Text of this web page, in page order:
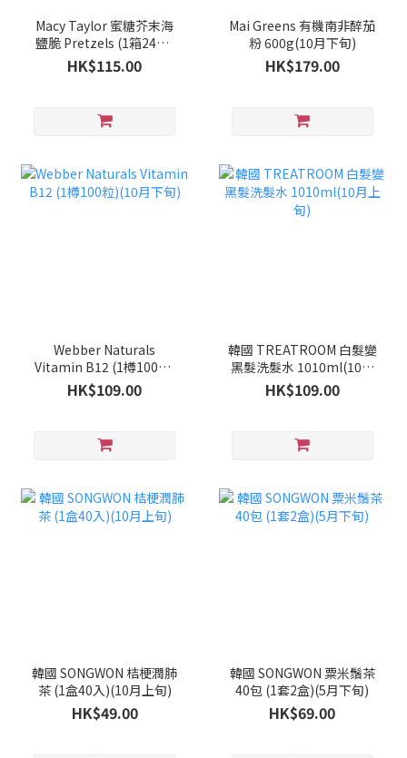
Macy Taylor 蜜糖芥末海
鹽脆 Pretzels (1箱24包)
(10月下旬)
HK$115.00
Mai Greens 有機南非醉茄
粉 600g(10月下旬)
HK$179.00
Webber Naturals
Vitamin B12 (1樽100粒)
(10月下旬)
HK$109.00
韓國 TREATROOM 白髮變
黑髮洗髮水 1010ml(10月
上旬)
HK$109.00
韓國 SONGWON 桔梗潤肺
茶 (1盒40入)(10月上旬)
HK$49.00
韓國 SONGWON 粟米鬚茶
40包 (1套2盒)(5月下旬)
HK$69.00